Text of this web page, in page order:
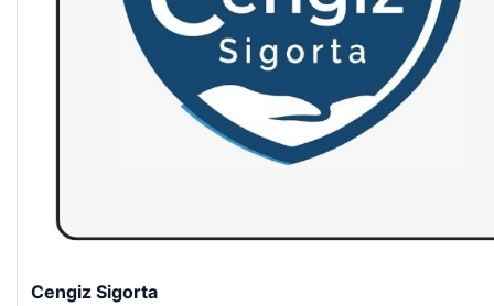
Hastaş Beton